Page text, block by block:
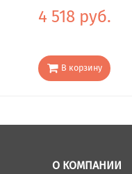
4 518 руб.
В корзину
О КОМПАНИИ